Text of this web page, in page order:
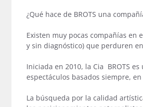
¿Qué hace de BROTS una
Existen muy pocas compañías
y sin diagnóstico) que perduren
Iniciada en 2010, la Cia BROTS
espectáculos basados siempre,
La búsqueda por la calidad